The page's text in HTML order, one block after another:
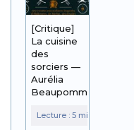
[Critique]
La cuisine
des
sorciers —
Aurélia
Beaupommier